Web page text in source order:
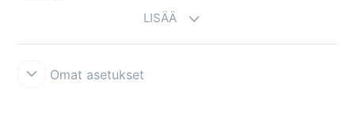
LISÄÄ
Omat asetukset